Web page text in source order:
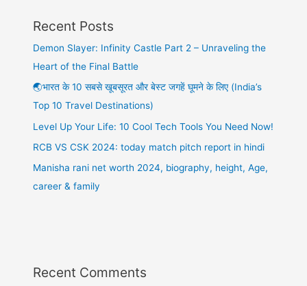
Recent Posts
Demon Slayer: Infinity Castle Part 2 – Unraveling the
Heart of the Final Battle
🌏भारत के 10 सबसे खूबसूरत और बेस्ट जगहें घूमने के लिए (India’s
Top 10 Travel Destinations)
Level Up Your Life: 10 Cool Tech Tools You Need Now!
RCB VS CSK 2024: today match pitch report in hindi
Manisha rani net worth 2024, biography, height, Age,
career & family
Recent Comments